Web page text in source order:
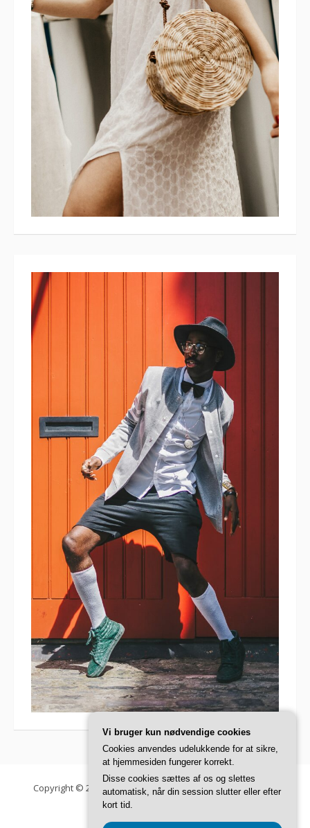
Copyright © 2026 Danish Fashion Institute. Alle rettigheder
forbeholdes.
Vi bruger kun nødvendige cookies
Cookies anvendes udelukkende for at sikre,
at hjemmesiden fungerer korrekt.
Disse cookies sættes af os og slettes
automatisk, når din session slutter eller efter
kort tid.